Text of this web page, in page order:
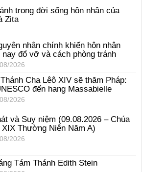
trong đời sống hôn nhân của
Zita
nhân chính khiến hôn nhân
nay đổ vỡ và cách phòng tránh
2026
Cha Lêô XIV sẽ thăm Pháp:
đến hang Massabielle
2026
và Suy niệm (09.08.2026 – Chúa
XIX Thường Niên Năm A)
2026
Tám Thánh Edith Stein